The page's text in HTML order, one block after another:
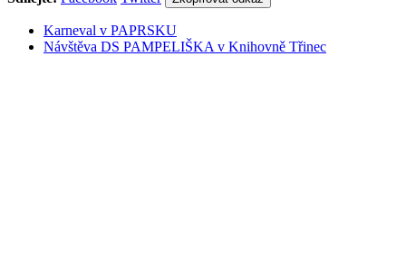
Karneval v PAPRSKU
Návštěva DS PAMPELIŠKA v Knihovně Třinec